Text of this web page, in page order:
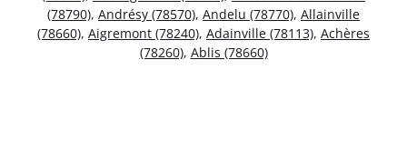
(78790), Andrésy (78570), Andelu (78770), Allainville
(78660), Aigremont (78240), Adainville (78113), Achères
(78260), Ablis (78660)